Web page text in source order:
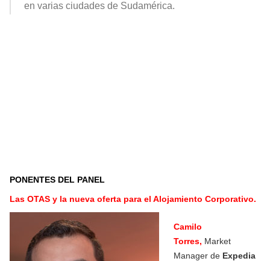
en varias ciudades de Sudamérica.
PONENTES DEL PANEL
Las OTAS y la nueva oferta para el Alojamiento Corporativo.
Camilo
Torres, Market
Manager deExpedia